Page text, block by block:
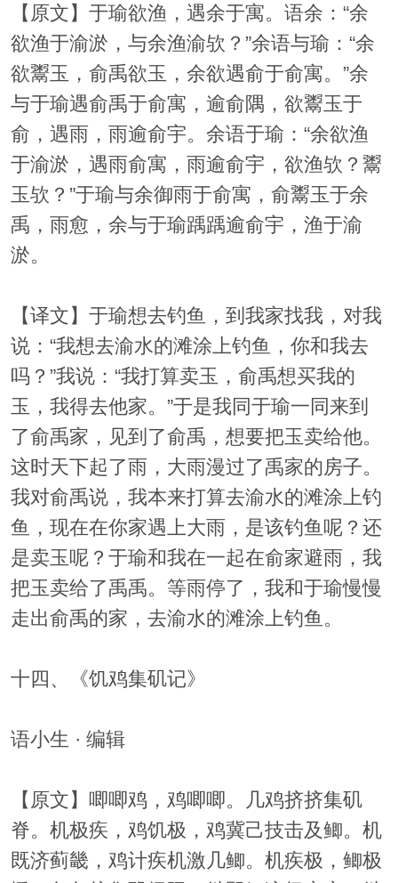
【原文】于瑜欲渔，遇余于寓。语余：“余
欲渔于渝淤，与余渔渝欤？”余语与瑜：“余
欲鬻玉，俞禹欲玉，余欲遇俞于俞寓。”余
与于瑜遇俞禹于俞寓，逾俞隅，欲鬻玉于
俞，遇雨，雨逾俞宇。余语于瑜：“余欲渔
于渝淤，遇雨俞寓，雨逾俞宇，欲渔欤？鬻
玉欤？”于瑜与余御雨于俞寓，俞鬻玉于余
禹，雨愈，余与于瑜踽踽逾俞宇，渔于渝
淤。
【译文】于瑜想去钓鱼，到我家找我，对我
说：“我想去渝水的滩涂上钓鱼，你和我去
吗？”我说：“我打算卖玉，俞禹想买我的
玉，我得去他家。”于是我同于瑜一同来到
了俞禹家，见到了俞禹，想要把玉卖给他。
这时天下起了雨，大雨漫过了禹家的房子。
我对俞禹说，我本来打算去渝水的滩涂上钓
鱼，现在在你家遇上大雨，是该钓鱼呢？还
是卖玉呢？于瑜和我在一起在俞家避雨，我
把玉卖给了禹禹。等雨停了，我和于瑜慢慢
走出俞禹的家，去渝水的滩涂上钓鱼。
十四、《饥鸡集矶记》
语小生 · 编辑
【原文】唧唧鸡，鸡唧唧。几鸡挤挤集矶
脊。机极疾，鸡饥极，鸡冀己技击及鲫。机
既济蓟畿，鸡计疾机激几鲫。机疾极，鲫极